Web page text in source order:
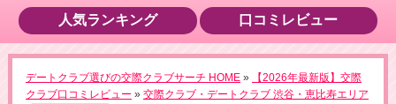
i
a
t
i
人気ランキング 口コミレビュー
デートクラブ選びの交際クラブサーチ HOME »
【2026年最新版】交際
クラブ口コミレビュー » 交際クラブ・デートクラブ 渋谷・恵比寿エリア